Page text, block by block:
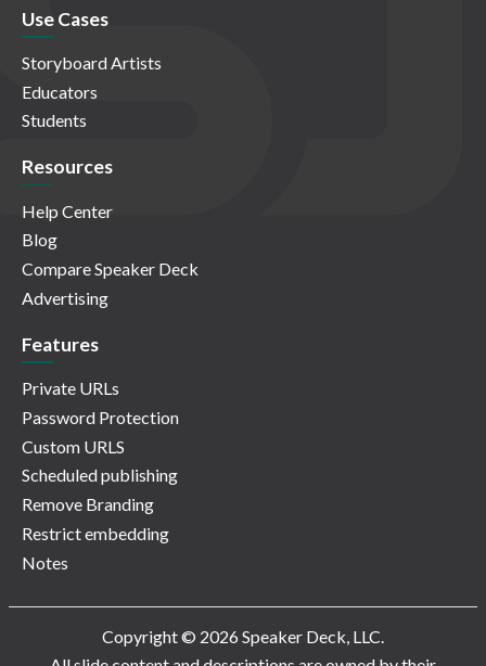
Use Cases
Storyboard Artists
Educators
Students
Resources
Help Center
Blog
Compare Speaker Deck
Advertising
Features
Private URLs
Password Protection
Custom URLS
Scheduled publishing
Remove Branding
Restrict embedding
Notes
Copyright © 2026 Speaker Deck, LLC.